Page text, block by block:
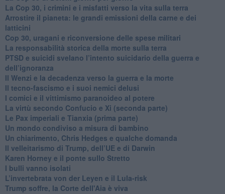
La Cop 30, i crimini e i misfatti verso la vita sulla terra
Arrostire il pianeta: le grandi emissioni della carne e dei
latticini
​Cop 30, uragani e riconversione delle spese militari
La responsabilità storica della morte sulla terra
PTSD e suicidi svelano l’intento suicidario della guerra e
dell’ignoranza
Il Wenzi e la decadenza verso la guerra e la morte
​Il tecno-fascismo e i suoi nemici delusi
​I comici e il vittimismo paranoideo al potere
​La virtù secondo Confucio e Xi (seconda parte)
Le Pax imperiali e Tianxia (prima parte)
Un mondo condiviso a misura di bambino
​Un chiarimento, Chris Hedges e qualche domanda
Il velleitarismo di Trump, dell’UE e di Darwin
​Karen Horney e il ponte sullo Stretto
​I bulli vanno isolati
L’invertebrata von der Leyen e il Lula-risk
Trump soffre, la Corte dell'Aia è viva